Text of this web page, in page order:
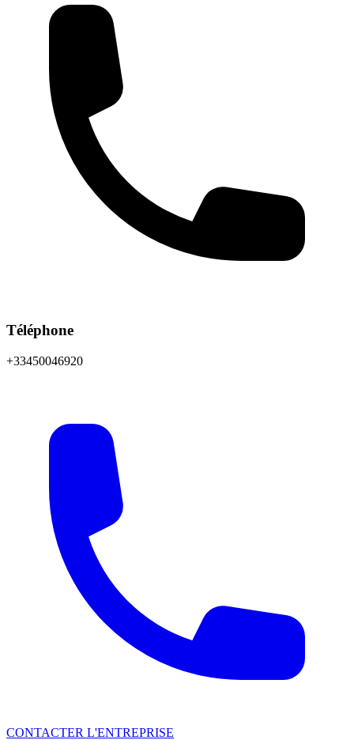
Téléphone
+33450046920
CONTACTER L'ENTREPRISE